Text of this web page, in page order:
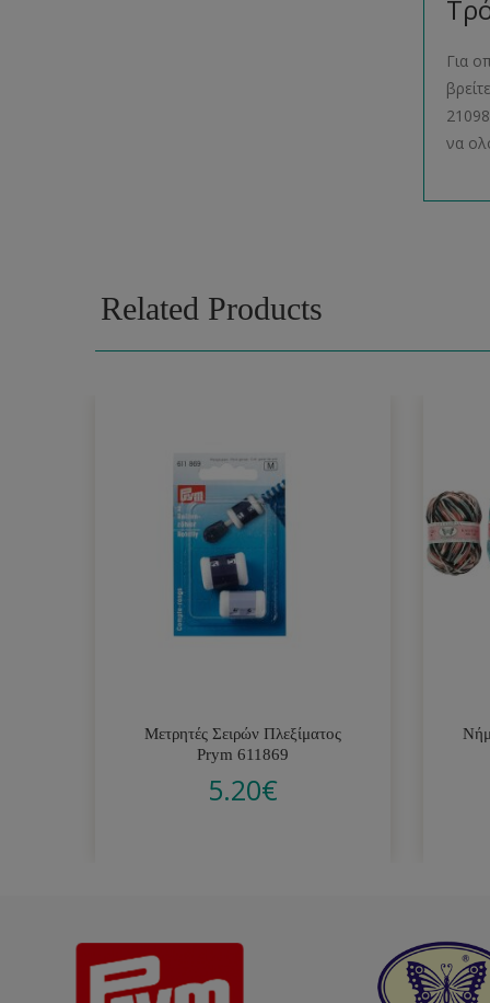
Για
να
Related Products
Μετρητές Σειρών Πλεξίματος
Prym 611869
5.20€